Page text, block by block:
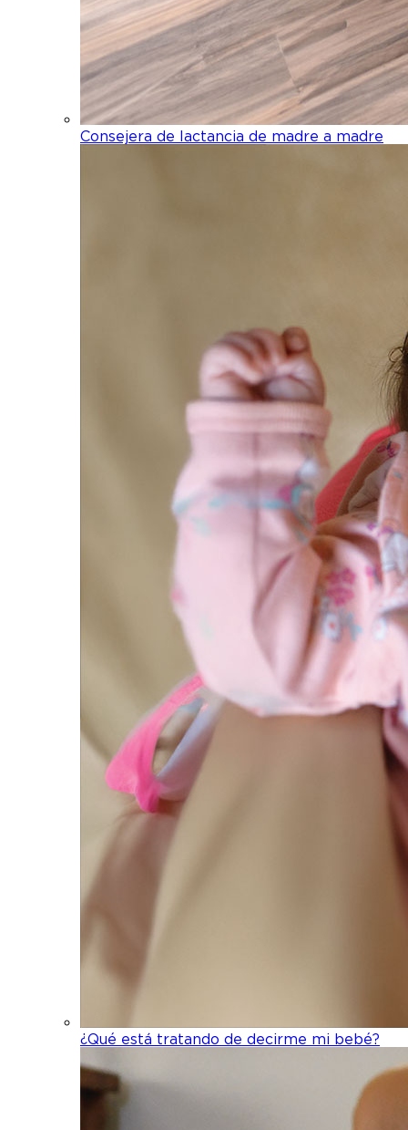
Consejera de lactancia de madre a madre
¿Qué está tratando de decirme mi bebé?